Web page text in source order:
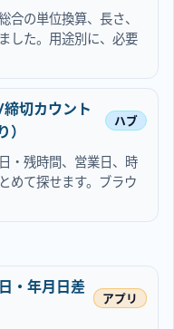
合の単位換算、長さ、
した。用途別に、必要
切カウント
・残時間、営業日、時
めて探せます。ブラウ
・年月日差